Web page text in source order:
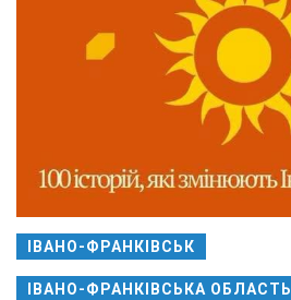
ІВАНО-ФРАНКІВСЬК
ІВАНО-ФРАНКІВСЬКА ОБЛАСТЬ